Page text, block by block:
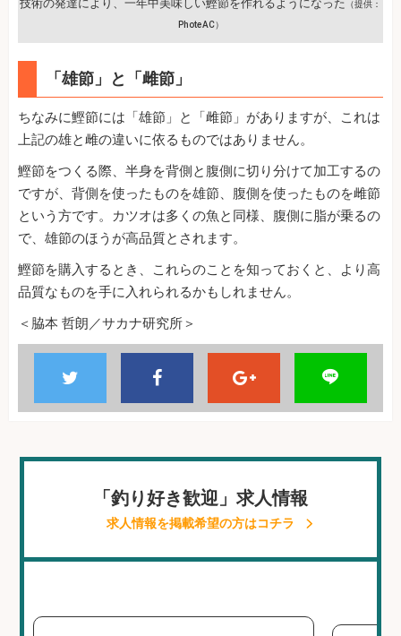
技術の発達により、一年中美味しい鰹節を作れるようになった （提供：
PhoteAC）
「雄節」と「雌節」
ちなみに鰹節には「雄節」と「雌節」がありますが、これは
上記の雄と雌の違いに依るものではありません。
鰹節をつくる際、半身を背側と腹側に切り分けて加工するの
ですが、背側を使ったものを雄節、腹側を使ったものを雌節
という方です。カツオは多くの魚と同様、腹側に脂が乗るの
で、雄節のほうが高品質とされます。
鰹節を購入するとき、これらのことを知っておくと、より高
品質なものを手に入れられるかもしれません。
＜脇本 哲朗／サカナ研究所＞
「釣り好き歓迎」求人情報
求人情報を掲載希望の方はコチラ